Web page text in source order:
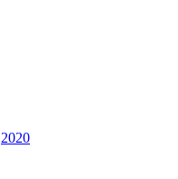
2020